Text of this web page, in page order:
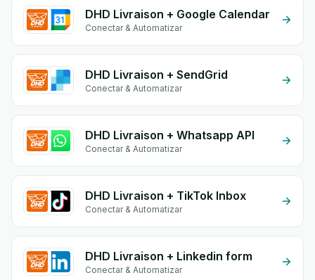
DHD Livraison + Google Calendar
Conectar & Automatizar
DHD Livraison + SendGrid
Conectar & Automatizar
DHD Livraison + Whatsapp API
Conectar & Automatizar
DHD Livraison + TikTok Inbox
Conectar & Automatizar
DHD Livraison + Linkedin form
Conectar & Automatizar